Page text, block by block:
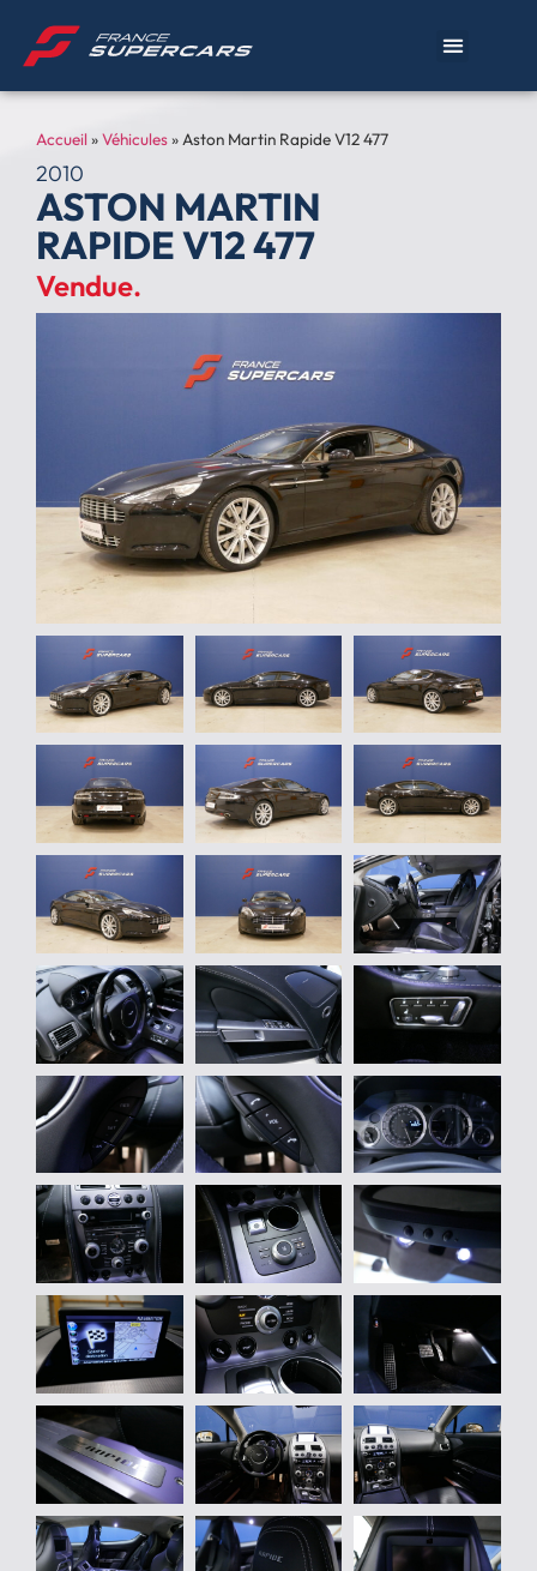
Accueil»Véhicules»Aston Martin Rapide V12 477
2010
ASTON MARTIN
RAPIDE V12 477
Vendue.